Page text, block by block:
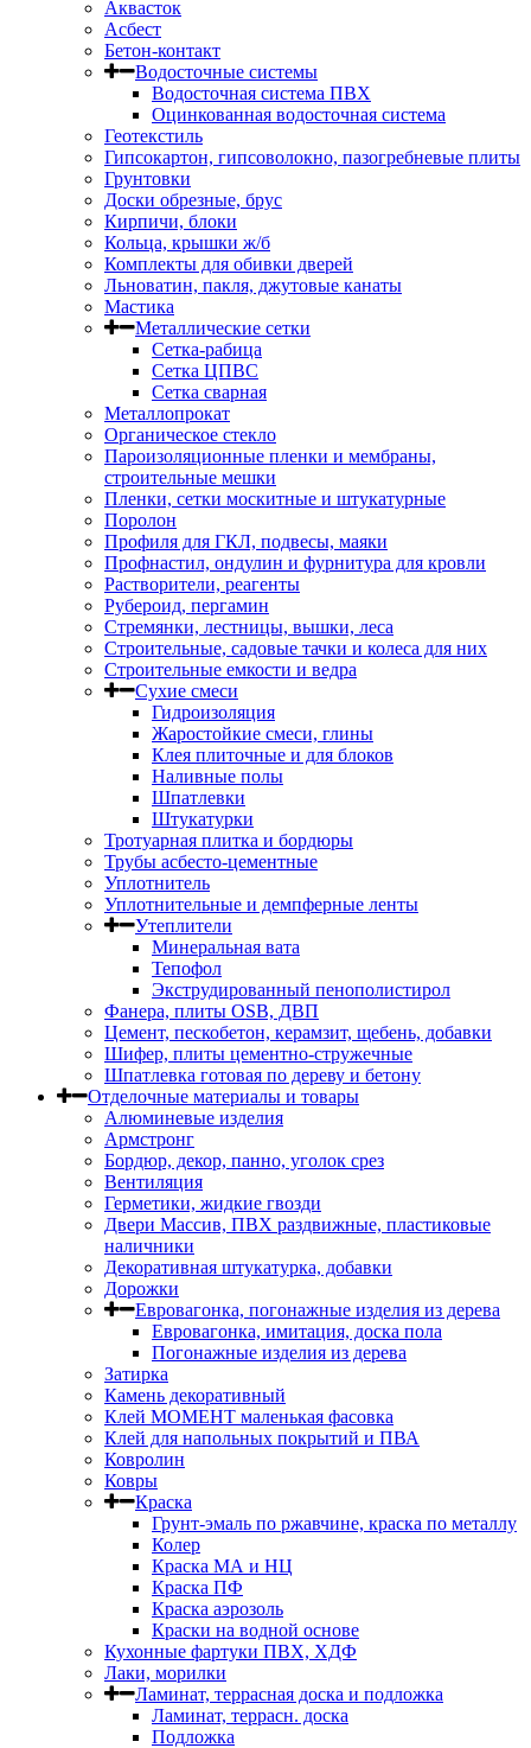
Аквасток
Асбест
Бетон-контакт
Водосточные системы
Водосточная система ПВХ
Оцинкованная водосточная система
Геотекстиль
Гипсокартон, гипсоволокно, пазогребневые плиты
Грунтовки
Доски обрезные, брус
Кирпичи, блоки
Кольца, крышки ж/б
Комплекты для обивки дверей
Льноватин, пакля, джутовые канаты
Мастика
Металлические сетки
Сетка-рабица
Сетка ЦПВС
Сетка сварная
Металлопрокат
Органическое стекло
Пароизоляционные пленки и мембраны,
строительные мешки
Пленки, сетки москитные и штукатурные
Поролон
Профиля для ГКЛ, подвесы, маяки
Профнастил, ондулин и фурнитура для кровли
Растворители, реагенты
Рубероид, пергамин
Стремянки, лестницы, вышки, леса
Строительные, садовые тачки и колеса для них
Строительные емкости и ведра
Сухие смеси
Гидроизоляция
Жаростойкие смеси, глины
Клея плиточные и для блоков
Наливные полы
Шпатлевки
Штукатурки
Тротуарная плитка и бордюры
Трубы асбесто-цементные
Уплотнитель
Уплотнительные и демпферные ленты
Утеплители
Минеральная вата
Тепофол
Экструдированный пенополистирол
Фанера, плиты OSB, ДВП
Цемент, пескобетон, керамзит, щебень, добавки
Шифер, плиты цементно-стружечные
Шпатлевка готовая по дереву и бетону
Отделочные материалы и товары
Алюминевые изделия
Армстронг
Бордюр, декор, панно, уголок срез
Вентиляция
Герметики, жидкие гвозди
Двери Массив, ПВХ раздвижные, пластиковые
наличники
Декоративная штукатурка, добавки
Дорожки
Евровагонка, погонажные изделия из дерева
Евровагонка, имитация, доска пола
Погонажные изделия из дерева
Затирка
Камень декоративный
Клей МОМЕНТ маленькая фасовка
Клей для напольных покрытий и ПВА
Ковролин
Ковры
Краска
Грунт-эмаль по ржавчине, краска по металлу
Колер
Краска МА и НЦ
Краска ПФ
Краска аэрозоль
Краски на водной основе
Кухонные фартуки ПВХ, ХДФ
Лаки, морилки
Ламинат, террасная доска и подложка
Ламинат, террасн. доска
Подложка